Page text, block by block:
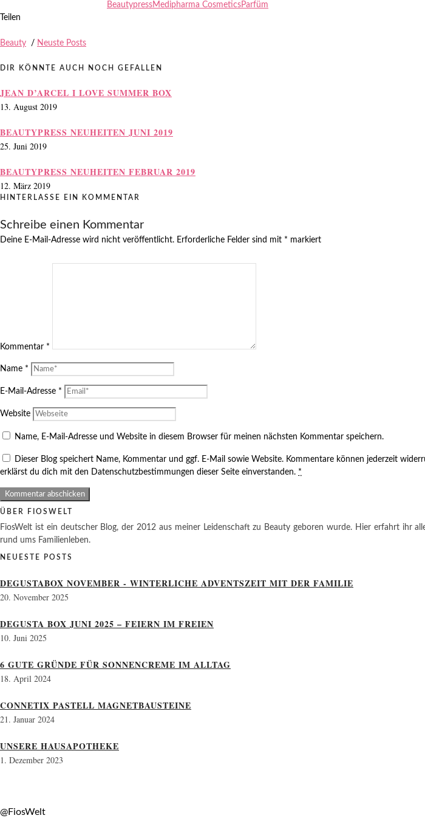
BeautypressMedipharma CosmeticsParfüm
Teilen
Beauty / Neuste Posts
DIR KÖNNTE AUCH NOCH GEFALLEN
JEAN D’ARCEL I LOVE SUMMER BOX
13. August 2019
BEAUTYPRESS NEUHEITEN JUNI 2019
25. Juni 2019
BEAUTYPRESS NEUHEITEN FEBRUAR 2019
12. März 2019
HINTERLASSE EIN KOMMENTAR
Schreibe einen Kommentar
Deine E-Mail-Adresse wird nicht veröffentlicht. Erforderliche Felder sind mit * markiert
Kommentar *
Name *
E-Mail-Adresse *
Website
Name, E-Mail-Adresse und Website in diesem Browser für meinen nächsten Kommentar speichern.
Dieser Blog speichert Name, Kommentar und ggf. E-Mail sowie Website. Kommentare können jederzeit
erklärst du dich mit den Datenschutzbestimmungen dieser Seite einverstanden. *
ÜBER FIOSWELT
FiosWelt ist ein deutscher Blog, der 2012 aus meiner Leidenschaft zu Beauty geboren wurde. Hier erfahrt ihr
rund ums Familienleben.
NEUESTE POSTS
DEGUSTABOX NOVEMBER - WINTERLICHE ADVENTSZEIT MIT DER FAMILIE
20. November 2025
DEGUSTA BOX JUNI 2025 – FEIERN IM FREIEN
10. Juni 2025
6 GUTE GRÜNDE FÜR SONNENCREME IM ALLTAG
18. April 2024
CONNETIX PASTELL MAGNETBAUSTEINE
21. Januar 2024
UNSERE HAUSAPOTHEKE
1. Dezember 2023
@FiosWelt